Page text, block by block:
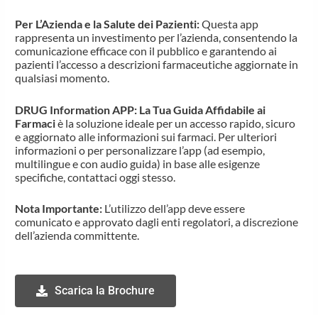
Per L’Azienda e la Salute dei Pazienti:Questa app
rappresenta un investimento per l’azienda, consentendo la
comunicazione efficace con il pubblico e garantendo ai
pazienti l’accesso a descrizioni farmaceutiche aggiornate in
qualsiasi momento.
DRUG Information APP: La Tua Guida Affidabile ai
Farmaciè la soluzione ideale per un accesso rapido, sicuro
e aggiornato alle informazioni sui farmaci. Per ulteriori
informazioni o per personalizzare l’app (ad esempio,
multilingue e con audio guida) in base alle esigenze
specifiche, contattaci oggi stesso.
Nota Importante: L’utilizzo dell’app deve essere
comunicato e approvato dagli enti regolatori, a discrezione
dell’azienda committente.
Scarica la Brochure